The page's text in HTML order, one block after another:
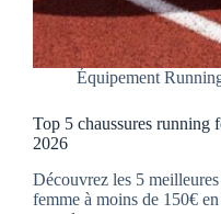
Équipement
Top 5 chaussures running
2026
Découvrez les 5
femme à moins de 150€